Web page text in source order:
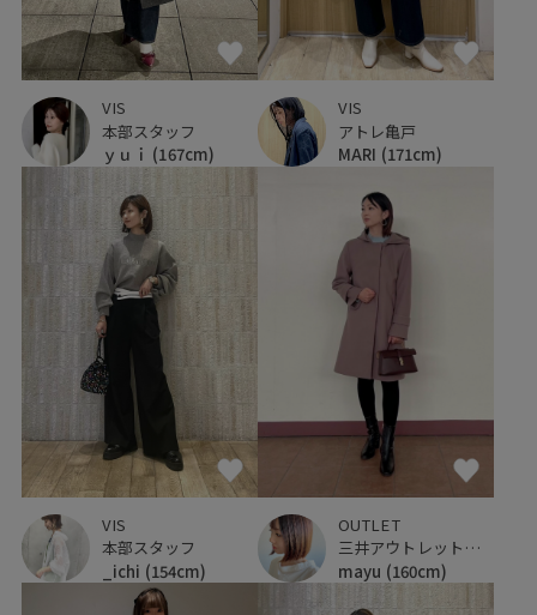
VIS
本部スタッフ
ｙｕｉ (167cm)
VIS
アトレ亀戸
MARI (171cm)
VIS
本部スタッフ
_ichi (154cm)
OUTLET
三井アウトレットパーク ジャズドリーム長島
mayu (160cm)